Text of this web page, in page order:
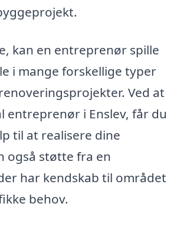
kan en entreprenør spille
i mange forskellige typer
Ved at
entreprenør i Enslev, får du
til at realisere dine
også støtte fra en
har kendskab til området
behov.